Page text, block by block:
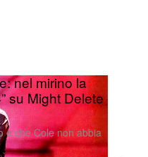
nel mirino la
su Might Delete
e che Cole non abbia